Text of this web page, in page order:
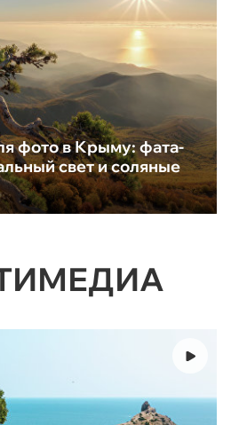
фото в Крыму: фата-
свет и соляные